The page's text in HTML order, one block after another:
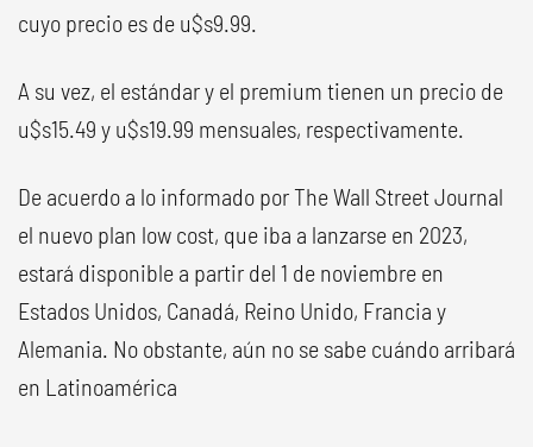
cuyo precio es de u$s9.99.
A su vez, el estándar y el premium tienen un precio de
u$s15.49 y u$s19.99 mensuales, respectivamente.
De acuerdo a lo informado por The Wall Street Journal
el nuevo plan low cost, que iba a lanzarse en 2023,
estará disponible a partir del 1 de noviembre en
Estados Unidos, Canadá, Reino Unido, Francia y
Alemania. No obstante, aún no se sabe cuándo arribará
en Latinoamérica